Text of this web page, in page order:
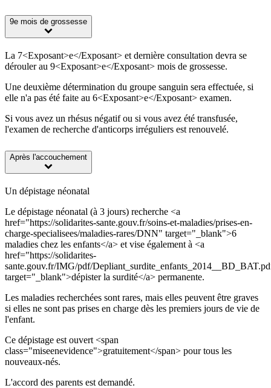
9e mois de grossesse
La 7<Exposant>e</Exposant> et dernière consultation devra se
dérouler au 9<Exposant>e</Exposant> mois de grossesse.
Une deuxième détermination du groupe sanguin sera effectuée, si
elle n'a pas été faite au 6<Exposant>e</Exposant> examen.
Si vous avez un rhésus négatif ou si vous avez été transfusée,
l'examen de recherche d'anticorps irréguliers est renouvelé.
Après l'accouchement
Un dépistage néonatal
Le dépistage néonatal (à 3 jours) recherche <a
href="https://solidarites-sante.gouv.fr/soins-et-maladies/prises-en-
charge-specialisees/maladies-rares/DNN" target="_blank">6
maladies chez les enfants</a> et vise également à <a
href="https://solidarites-
sante.gouv.fr/IMG/pdf/
target="_blank">dépister la surdité</a> permanente.
Les maladies recherchées sont rares, mais elles peuvent être graves
si elles ne sont pas prises en charge dès les premiers jours de vie de
l'enfant.
Ce dépistage est ouvert <span
class="miseenevidence">gratuitement</span> pour tous les
nouveaux-nés.
L'accord des parents est demandé.